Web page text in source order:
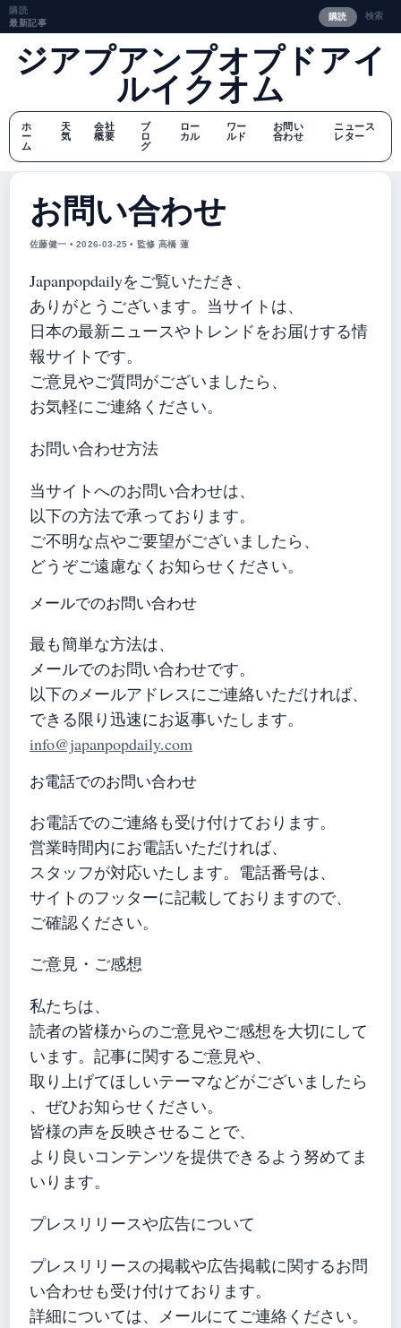
購読
最新記事
購読 検索
ジアプアンプオプドアイ
ルイクオム
ホ
ー
ム
天
気
会社
概要
ブ
ロ
グ
ロー
カル
ワー
ルド
お問い
合わせ
ニュース
レター
お問い合わせ
佐藤健一 • 2026-03-25 • 監修 高橋 蓮
Japanpopdailyをご覧いただき、
ありがとうございます。当サイトは、
日本の最新ニュースやトレンドをお届けする情
報サイトです。
ご意見やご質問がございましたら、
お気軽にご連絡ください。
お問い合わせ方法
当サイトへのお問い合わせは、
以下の方法で承っております。
ご不明な点やご要望がございましたら、
どうぞご遠慮なくお知らせください。
メールでのお問い合わせ
最も簡単な方法は、
メールでのお問い合わせです。
以下のメールアドレスにご連絡いただければ、
できる限り迅速にお返事いたします。
info@japanpopdaily.com
お電話でのお問い合わせ
お電話でのご連絡も受け付けております。
営業時間内にお電話いただければ、
スタッフが対応いたします。電話番号は、
サイトのフッターに記載しておりますので、
ご確認ください。
ご意見・ご感想
私たちは、
読者の皆様からのご意見やご感想を大切にして
います。記事に関するご意見や、
取り上げてほしいテーマなどがございましたら
、ぜひお知らせください。
皆様の声を反映させることで、
より良いコンテンツを提供できるよう努めてま
いります。
プレスリリースや広告について
プレスリリースの掲載や広告掲載に関するお問
い合わせも受け付けております。
詳細については、メールにてご連絡ください。